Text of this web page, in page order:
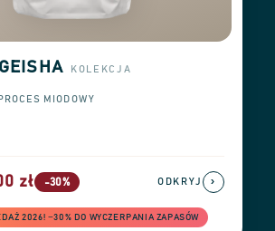
KOLEKCJA
MIODOWY
zł -30%
2026! −30% DO WYCZERPANIA ZAPASÓW
ODKRYJ ›